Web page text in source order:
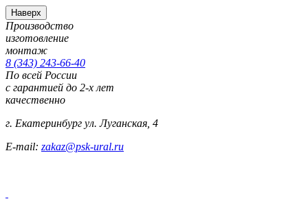
Наверх
Производство
изготовление
монтаж
8 (343) 243-66-40
По всей России
с гарантией до 2-х лет
качественно
г. Екатеринбург ул. Луганская, 4
E-mail: zakaz@psk-ural.ru